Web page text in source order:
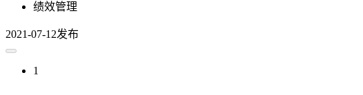
绩效管理
2021-07-12发布
1